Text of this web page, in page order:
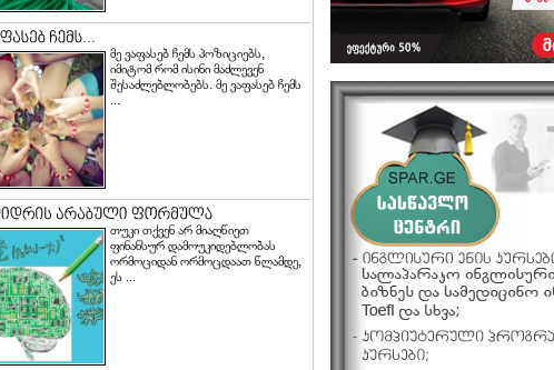
მე ვაფასებ ჩემს პოზიციებს,
იმიტომ რომ ისინი მაძლევენ
შესაძლებლობებს. მე ვაფასებ ჩემს
...
თუკი თქვენ არ მიაღწიეთ
ფინანსურ დამოუკიდებლობას
ორმოციდან ორმოცდაათ წლამდე,
ეს ...